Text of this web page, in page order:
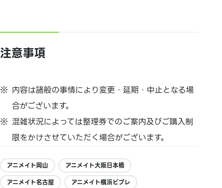
注意事項
内容は諸般の事情により変更・延期・中止となる場
合がございます。
混雑状況によっては整理券でのご案内及びご購入制
限をかけさせていただく場合がございます。
アニメイト岡山
アニメイト大阪日本橋
アニメイト名古屋
アニメイト横浜ビブレ